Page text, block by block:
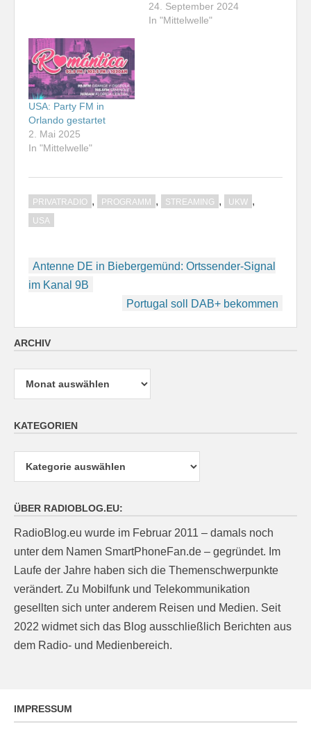
24. September 2024
In "Mittelwelle"
USA: Party FM in
Orlando gestartet
2. Mai 2025
In "Mittelwelle"
PRIVATRADIO , PROGRAMM , STREAMING , UKW ,
USA
Beitragsnavigation
Antenne DE in Biebergemünd: Ortssender-Signal
im Kanal 9B
Portugal soll DAB+ bekommen
ARCHIV
Archiv
KATEGORIEN
ÜBER RADIOBLOG.EU:
RadioBlog.eu wurde im Februar 2011 – damals noch
unter dem Namen SmartPhoneFan.de – gegründet. Im
Laufe der Jahre haben sich die Themenschwerpunkte
verändert. Zu Mobilfunk und Telekommunikation
gesellten sich unter anderem Reisen und Medien. Seit
2022 widmet sich das Blog ausschließlich Berichten aus
dem Radio- und Medienbereich.
IMPRESSUM